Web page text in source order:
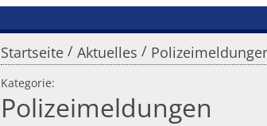
Startseite / Aktuelles /
Kategorie:
Polizeimeldungen